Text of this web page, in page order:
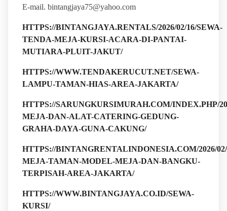
E-mail. bintangjaya75@yahoo.com
HTTPS://BINTANGJAYA.RENTALS/2026/02/16/SEWA-
TENDA-MEJA-KURSI-ACARA-DI-PANTAI-
MUTIARA-PLUIT-JAKUT/
HTTPS://WWW.TENDAKERUCUT.NET/SEWA-
LAMPU-TAMAN-HIAS-AREA-JAKARTA/
HTTPS://SARUNGKURSIMURAH.COM/INDEX.PHP/
MEJA-DAN-ALAT-CATERING-GEDUNG-
GRAHA-DAYA-GUNA-CAKUNG/
HTTPS://BINTANGRENTALINDONESIA.COM/2026/02/
MEJA-TAMAN-MODEL-MEJA-DAN-BANGKU-
TERPISAH-AREA-JAKARTA/
HTTPS://WWW.BINTANGJAYA.CO.ID/SEWA-
KURSI/